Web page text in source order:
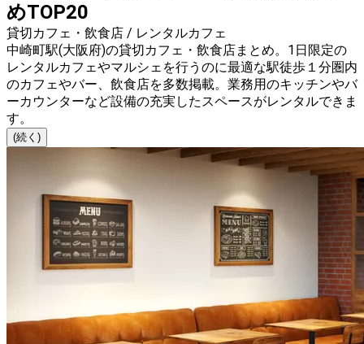
めTOP20
貸切カフェ・飲食店 / レンタルカフェ
中崎町駅(大阪府)の貸切カフェ・飲食店まとめ。1日限定の
レンタルカフェやマルシェを行うのに最適な駅徒歩１分圏内
のカフェやバー、飲食店を多数掲載。業務用のキッチンやバ
ーカウンターなど設備の充実したスペースがレンタルできま
す。
(続く)